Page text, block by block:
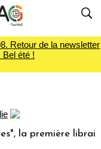
Retour de la newsletter
Bel été !
première librairie